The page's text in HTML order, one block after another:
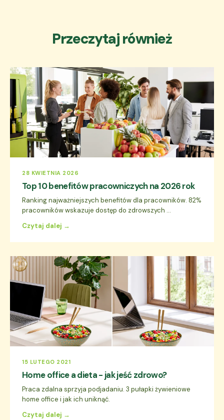
Przeczytaj również
28 KWIETNIA 2026
Top 10 benefitów pracowniczych na 2026 rok
Ranking najważniejszych benefitów dla pracowników. 82%
pracowników wskazuje dostęp do zdrowszych ...
Czytaj dalej →
15 LUTEGO 2021
Home office a dieta - jak jeść zdrowo?
Praca zdalna sprzyja podjadaniu. 3 pułapki żywieniowe
home office i jak ich uniknąć.
Czytaj dalej →